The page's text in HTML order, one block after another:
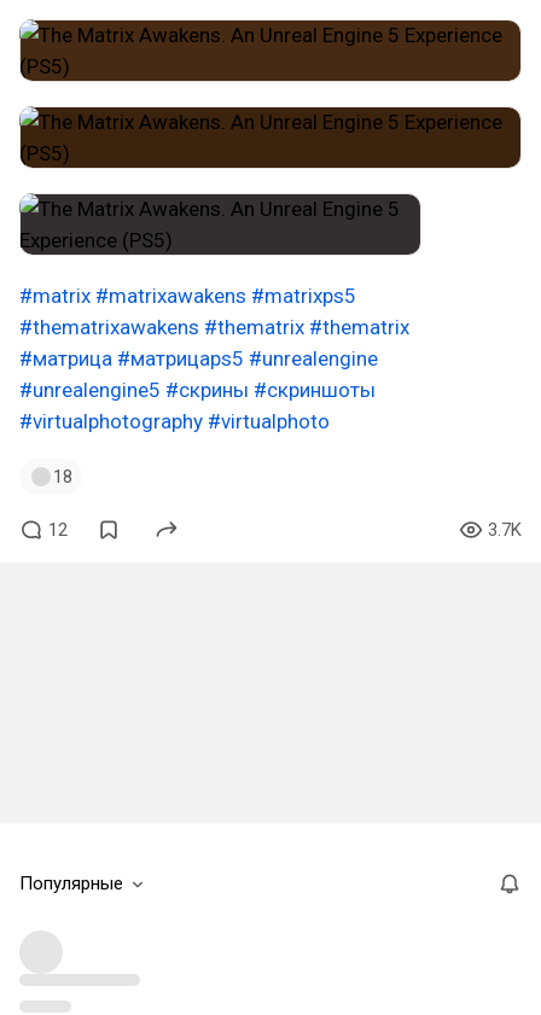
#matrix #matrixawakens #matrixps5
#thematrixawakens #thematrix #thematrix
#матрица #матрицаps5 #unrealengine
#unrealengine5 #скрины #скриншоты
#virtualphotography #virtualphoto
18
12 3.7K
Популярные